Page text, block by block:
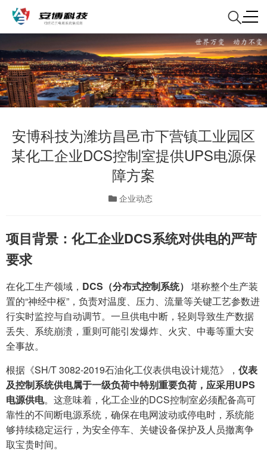
安博科技为潍坊昌邑市下营镇工业园区
某化工企业DCS控制室提供UPS电源保
障方案
企业动态
项目背景：化工企业DCS系统对供电的严苛
要求
在化工生产领域， DCS（分布式控制系统） 堪称整个生产装
置的“神经中枢”，负责对温度、压力、流量等关键工艺参数进
行实时监控与自动调节。一旦供电中断，轻则导致生产数据
丢失、系统崩溃，重则可能引发爆炸、火灾、中毒等重大安
全事故。
根据《SH/T 3082-2019石油化工仪表供电设计规范》， 仪表
及控制系统供电属于一级负荷中特别重要负荷，应采用UPS
电源供电。这意味着，化工企业的DCS控制室必须配备高可
靠性的不间断电源系统，确保在电网波动或停电时，系统能
够持续稳定运行，为安全停车、关键设备保护及人员撤离争
取宝贵时间。